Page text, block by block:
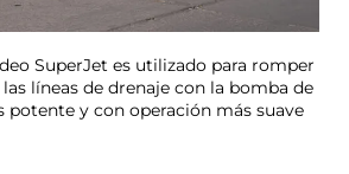
SuperJet es utilizado para romper
líneas de drenaje con la bomba de
potente y con operación más suave